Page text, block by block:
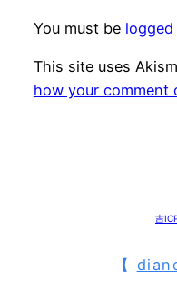
You must be logged
This site uses
how your comment
吉
【